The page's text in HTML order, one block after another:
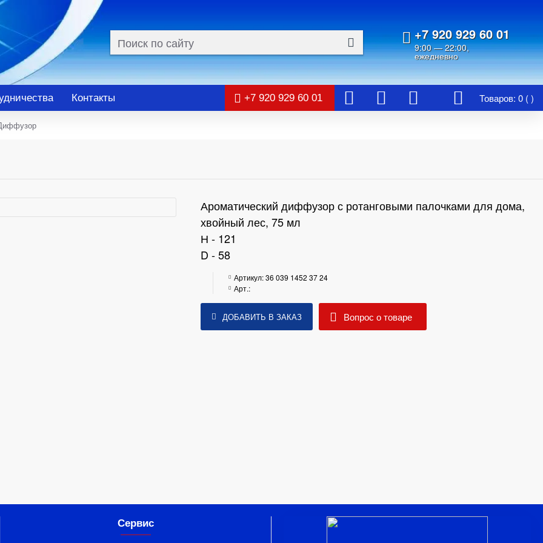
+7 920 929 60 01
9:00 — 22:00,
ежедневно
Контакты +7 920 929 60 01 Товаров: 0 ( )
Ароматический диффузор с ротанговыми палочками для дома,
хвойный лес, 75 мл
Н - 121
D - 58
Артикул:36 039 1452 37 24
Арт.:
ДОБАВИТЬ В ЗАКАЗ Вопрос о товаре
Сервис